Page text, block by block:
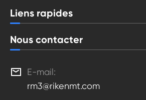
Liens rapides
Nous contacter

E-mail:
rm3@rikenmt.com